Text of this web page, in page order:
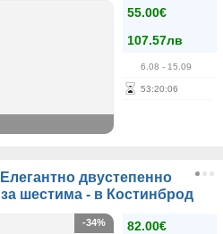
55.00€
107.57лв
6.08 - 15.09
53:20:06
двустепенно
шестима - в Костинброд
82.00€
-34%